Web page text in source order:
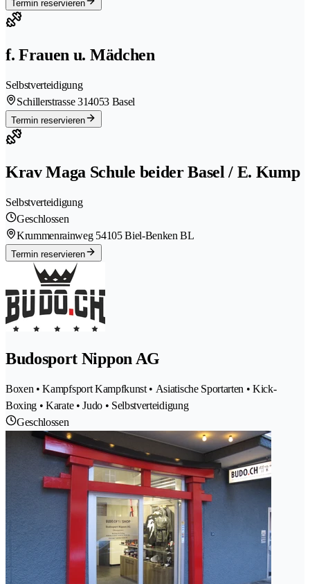
Termin reservieren
f. Frauen u. Mädchen
Selbstverteidigung
Schillerstrasse 314053 Basel
Termin reservieren
Krav Maga Schule beider Basel / E. Kump
Selbstverteidigung
Geschlossen
Krummenrainweg 54105 Biel-Benken BL
Termin reservieren
Budosport Nippon AG
Boxen • Kampfsport Kampfkunst • Asiatische Sportarten • Kick-
Boxing • Karate • Judo • Selbstverteidigung
Geschlossen